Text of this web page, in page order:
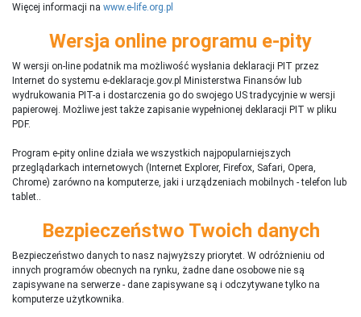
Więcej informacji na www.e-life.org.pl
Wersja online programu e-pity
W wersji on-line podatnik ma możliwość wysłania deklaracji PIT przez
Internet do systemu e-deklaracje.gov.pl Ministerstwa Finansów lub
wydrukowania PIT-a i dostarczenia go do swojego US tradycyjnie w wersji
papierowej. Możliwe jest także zapisanie wypełnionej deklaracji PIT w pliku
PDF.
Program e-pity online działa we wszystkich najpopularniejszych
przeglądarkach internetowych (Internet Explorer, Firefox, Safari, Opera,
Chrome) zarówno na komputerze, jaki i urządzeniach mobilnych - telefon lub
tablet..
Bezpieczeństwo Twoich danych
Bezpieczeństwo danych to nasz najwyższy priorytet. W odróżnieniu od
innych programów obecnych na rynku, żadne dane osobowe nie są
zapisywane na serwerze - dane zapisywane są i odczytywane tylko na
komputerze użytkownika.